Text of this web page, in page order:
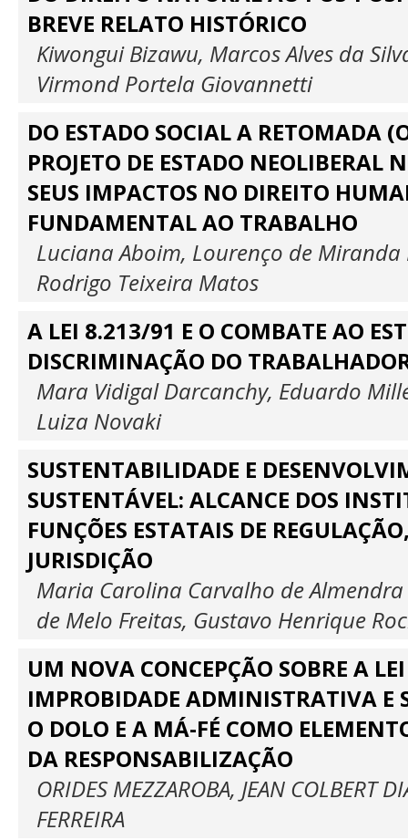
BREVE RELATO HISTÓRICO
Kiwongui Bizawu, Marcos Alves da
Virmond Portela Giovannetti
DO ESTADO SOCIAL A RETOMADA
PROJETO DE ESTADO NEOLIBERAL
SEUS IMPACTOS NO DIREITO
FUNDAMENTAL AO TRABALHO
Luciana Aboim, Lourenço de Miranda
Rodrigo Teixeira Matos
A LEI 8.213/91 E O COMBATE AO
DISCRIMINAÇÃO DO
Mara Vidigal Darcanchy, Eduardo
Luiza Novaki
SUSTENTABILIDADE E
SUSTENTÁVEL: ALCANCE DOS
FUNÇÕES ESTATAIS DE
JURISDIÇÃO
Maria Carolina Carvalho de
de Melo Freitas, Gustavo Henrique
UM NOVA CONCEPÇÃO SOBRE A
IMPROBIDADE ADMINISTRATIVA E
O DOLO E A MÁ-FÉ COMO
DA RESPONSABILIZAÇÃO
ORIDES MEZZAROBA, JEAN COLBERT
FERREIRA